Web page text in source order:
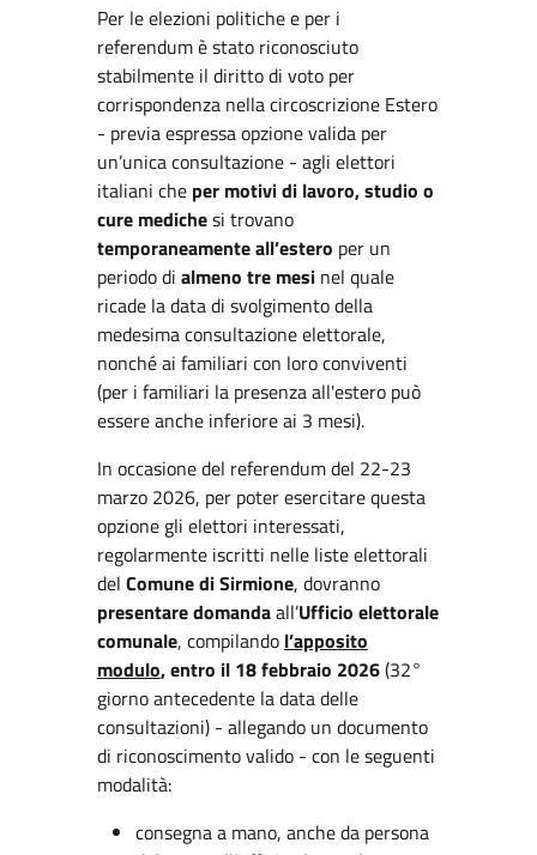
Per le elezioni politiche e per i
referendum è stato riconosciuto
stabilmente il diritto di voto per
corrispondenza nella circoscrizione Estero
- previa espressa opzione valida per
un’unica consultazione - agli elettori
italiani che per motivi di lavoro, studio o
cure medichesi trovano
temporaneamente all’estero per un
periodo di almeno tre mesinel quale
ricade la data di svolgimento della
medesima consultazione elettorale,
nonché ai familiari con loro conviventi
(per i familiari la presenza all'estero può
essere anche inferiore ai 3 mesi).
In occasione del referendum del 22-23
marzo 2026, per poter esercitare questa
opzione gli elettori interessati,
regolarmente iscritti nelle liste elettorali
del Comune di Sirmione, dovranno
presentare domandaall’Ufficio elettorale
comunale, compilando l’apposito
modulo, entro il 18 febbraio 2026(32°
giorno antecedente la data delle
consultazioni) - allegando un documento
di riconoscimento valido - con le seguenti
modalità:
consegna a mano, anche da persona